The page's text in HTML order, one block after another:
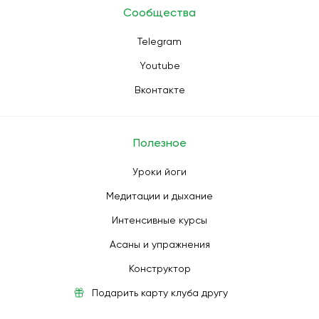
Сообщества
Telegram
Youtube
Вконтакте
Полезное
Уроки йоги
Медитации и дыхание
Интенсивные курсы
Асаны и упражнения
Конструктор
Подарить карту клуба другу